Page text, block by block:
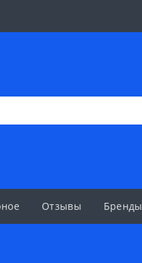
Отзывы Бренды